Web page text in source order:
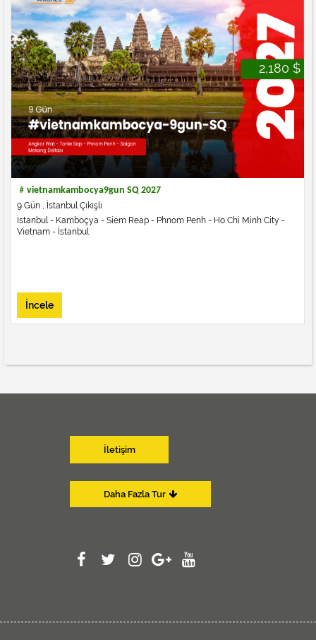
2,180 $
﹟vietnamkambocya9gun SQ 2027
9 Gün , İstanbul Çıkışlı
İstanbul - Kamboçya - Siem Reap - Phnom Penh - Ho Chi Minh City -
Vietnam - İstanbul
İncele
İletişim
Daha Fazla Tur